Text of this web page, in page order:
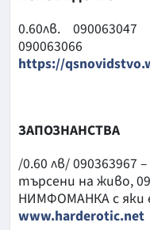
0.60лв.
https://
ЗАПОЗНАНСТВА
/0.60 лв/ 090363967
търсени на живо,
НИМФОМАНКА с яки
www.harderotic.net